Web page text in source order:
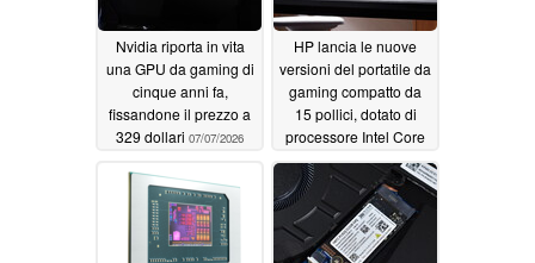
Nvidia riporta in vita
una GPU da gaming di
cinque anni fa,
fissandone il prezzo a
329 dollari 07/07/2026
HP lancia le nuove
versioni del portatile da
gaming compatto da
15 pollici, dotato di
processore Intel Core
Ultra 9 290HX Plus e
display VRR a 180 Hz
07/06/2026